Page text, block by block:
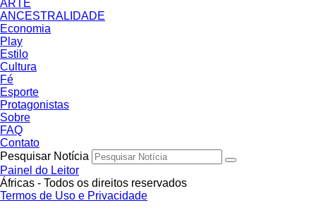
ARTE
ANCESTRALIDADE
Economia
Play
Estilo
Cultura
Fé
Esporte
Protagonistas
Sobre
FAQ
Contato
Pesquisar Notícia
Painel do Leitor
Áfricas - Todos os direitos reservados
Termos de Uso e Privacidade